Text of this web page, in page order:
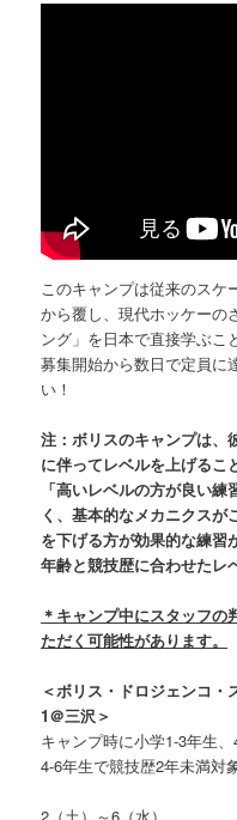
このキャンプは従来のス
から覆し、現代ホッケーの
ング」を日本で直接学ぶこ
募集開始から数日で定員に
い！
注：ボリスのキャンプは、
に伴ってレベルを上げるこ
「高いレベルの方が良い
く、基本的なメカニクス
を下げる方が効果的な練習
年齢と競技歴に合わせたレ
＊キャンプ中にスタッフ
ただく可能性があります。
＜ボリス・ドロジェンコ
1＠三沢＞
キャンプ時に小学1-3年生
4-6年生で競技歴2年未満対